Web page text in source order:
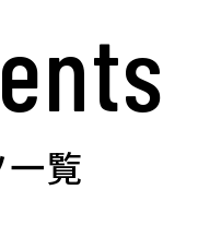
一覧